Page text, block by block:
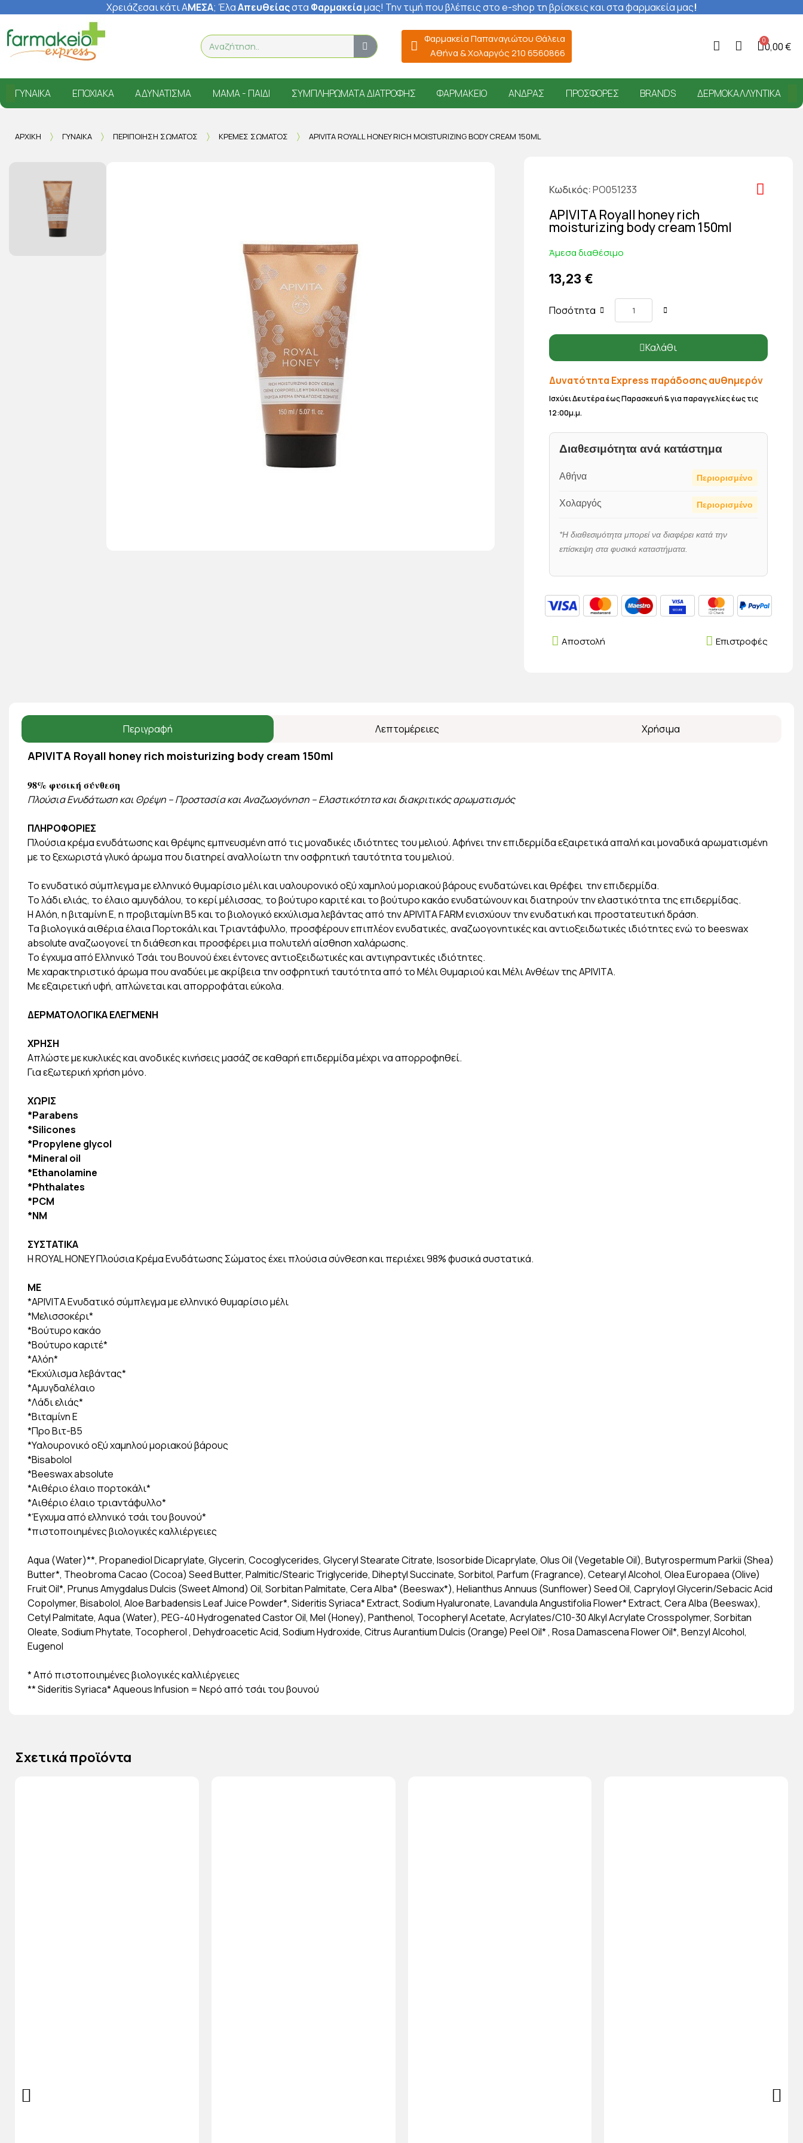
Χρειάζεσαι κάτι ΑΜΕΣΑ; ΈλαΑπευθείαςστα Φαρμακείαμας! Την τιμή που βλέπεις στο e-shop τη βρίσκεις και στα φαρμακεία μας!
Φαρμακεία Παπαναγιώτου Θάλεια
Αθήνα & Χολαργός 210 6560866
0,00 €
ΓΥΝΑΊΚΑ ΕΠΟΧΙΑΚΆ ΑΔΥΝΆΤΙΣΜΑ ΜΑΜΆ - ΠΑΙΔΊ ΣΥΜΠΛΗΡΏΜΑΤΑ ΔΙΑΤΡΟΦΉΣ ΦΑΡΜΑΚΕΊΟ ΆΝΔΡΑΣ ΠΡΟΣΦΟΡΈΣ BRANDS ΔΕΡΜΟΚΑΛΛΥΝΤΙΚΆ
ΑΡΧΙΚΉ ΓΥΝΑΊΚΑ ΠΕΡΙΠΟΊΗΣΗ ΣΏΜΑΤΟΣ ΚΡΈΜΕΣ ΣΏΜΑΤΟΣ APIVITA ROYALL HONEY RICH MOISTURIZING BODY CREAM 150ML
Κωδικός PO051233
APIVITA Royall honey rich
moisturizing body cream 150ml
Άμεσα διαθέσιμο
13,23 €
Ποσότητα
Καλάθι
Δυνατότητα Express παράδοσης αυθημερόν
Ισχύει Δευτέρα έως Παρασκευή & για παραγγελίες έως τις
12:00μ.μ.
Διαθεσιμότητα ανά κατάστημα
Αθήνα Περιορισμένο
Χολαργός Περιορισμένο
*Η διαθεσιμότητα μπορεί να διαφέρει κατά την
επίσκεψη στα φυσικά καταστήματα.
Επιστροφές
Αποστολή
Περιγραφή Λεπτομέρειες Χρήσιμα
APIVITA Royall honey rich moisturizing body cream 150ml
98% φυσική σύνθεση
Πλούσια Ενυδάτωση και Θρέψη – Προστασία και Αναζωογόνηση – Ελαστικότητα και διακριτικός αρωματισμός
ΠΛΗΡΟΦΟΡΙΕΣ
Πλούσια κρέμα ενυδάτωσης και θρέψης εμπνευσμένη από τις μοναδικές ιδιότητες του μελιού. Αφήνει την επιδερμίδα εξαιρετικά απαλή και μοναδικά αρωματισμένη
με το ξεχωριστά γλυκό άρωμα που διατηρεί αναλλοίωτη την οσφρητική ταυτότητα του μελιού.
Το ενυδατικό σύμπλεγμα με ελληνικό θυμαρίσιο μέλι και υαλουρονικό οξύ χαμηλού μοριακού βάρους ενυδατώνει και θρέφει την επιδερμίδα.
Το λάδι ελιάς, το έλαιο αμυγδάλου, το κερί μέλισσας, το βούτυρο καριτέ και το βούτυρο κακάο ενυδατώνουν και διατηρούν την ελαστικότητα της επιδερμίδας.
Η Αλόη, η βιταμίνη Ε, η προβιταμίνη Β5 και το βιολογικό εκχύλισμα λεβάντας από την APIVITA FARM ενισχύουν την ενυδατική και προστατευτική δράση.
Τα βιολογικά αιθέρια έλαια Πορτοκάλι και Τριαντάφυλλο, προσφέρουν επιπλέον ενυδατικές, αναζωογονητικές και αντιοξειδωτικές ιδιότητες ενώ το beeswax
absolute αναζωογονεί τη διάθεση και προσφέρει μια πολυτελή αίσθηση χαλάρωσης.
To έγχυμα από Ελληνικό Τσάι του Βουνού έχει έντονες αντιοξειδωτικές και αντιγηραντικές ιδιότητες.
Με χαρακτηριστικό άρωμα που αναδύει με ακρίβεια την οσφρητική ταυτότητα από το Μέλι Θυμαριού και Μέλι Ανθέων της APIVITA.
Με εξαιρετική υφή, απλώνεται και απορροφάται εύκολα.
ΔΕΡΜΑΤΟΛΟΓΙΚΑ ΕΛΕΓΜΕΝΗ
ΧΡΗΣΗ
Απλώστε με κυκλικές και ανοδικές κινήσεις μασάζ σε καθαρή επιδερμίδα μέχρι να απορροφηθεί.
Για εξωτερική χρήση μόνο.
ΧΩΡΙΣ
*Parabens
*Silicones
*Propylene glycol
*Mineral oil
*Ethanolamine
*Phthalates
*PCM
*NM
ΣΥΣΤΑΤΙΚΑ
Η ROYAL HONEY Πλούσια Κρέμα Ενυδάτωσης Σώματος έχει πλούσια σύνθεση και περιέχει 98% φυσικά συστατικά.
ΜΕ
*APIVITA Ενυδατικό σύμπλεγμα με ελληνικό θυμαρίσιο μέλι
*Μελισσοκέρι*
*Βούτυρο κακάο
*Βούτυρο καριτέ*
*Αλόη*
*Εκχύλισμα λεβάντας*
*Αμυγδαλέλαιο
*Λάδι ελιάς*
*Βιταμίνη E
*Προ Βιτ-B5
*Υαλουρονικό οξύ χαμηλού μοριακού βάρους
*Bisabolol
*Βeeswax absolute
*Αιθέριο έλαιο πορτοκάλι*
*Αιθέριο έλαιο τριαντάφυλλο*
*Έγχυμα από ελληνικό τσάι του βουνού*
*πιστοποιημένες βιολογικές καλλιέργειες
Aqua (Water)**, Propanediol Dicaprylate, Glycerin, Cocoglycerides, Glyceryl Stearate Citrate, Isosorbide Dicaprylate, Olus Oil (Vegetable Oil), Butyrospermum Parkii (Shea)
Butter*, Theobroma Cacao (Cocoa) Seed Butter, Palmitic/Stearic Triglyceride, Diheptyl Succinate, Sorbitol, Parfum (Fragrance), Cetearyl Alcohol, Olea Europaea (Olive)
Fruit Oil*, Prunus Amygdalus Dulcis (Sweet Almond) Oil, Sorbitan Palmitate, Cera Alba* (Beeswax*), Helianthus Annuus (Sunflower) Seed Oil, Capryloyl Glycerin/Sebacic Acid
Copolymer, Bisabolol, Aloe Barbadensis Leaf Juice Powder*, Sideritis Syriaca* Extract, Sodium Hyaluronate, Lavandula Angustifolia Flower* Extract, Cera Alba (Beeswax),
Cetyl Palmitate, Aqua (Water), PEG-40 Hydrogenated Castor Oil, Mel (Honey), Panthenol, Tocopheryl Acetate, Acrylates/C10-30 Alkyl Acrylate Crosspolymer, Sorbitan
Oleate, Sodium Phytate, Tocopherol , Dehydroacetic Acid, Sodium Hydroxide, Citrus Aurantium Dulcis (Orange) Peel Oil* , Rosa Damascena Flower Oil*, Benzyl Alcohol,
Eugenol
* Από πιστοποιημένες βιολογικές καλλιέργειες
** Sideritis Syriaca* Aqueous Infusion = Νερό από τσάι του βουνού
Σχετικά προϊόντα